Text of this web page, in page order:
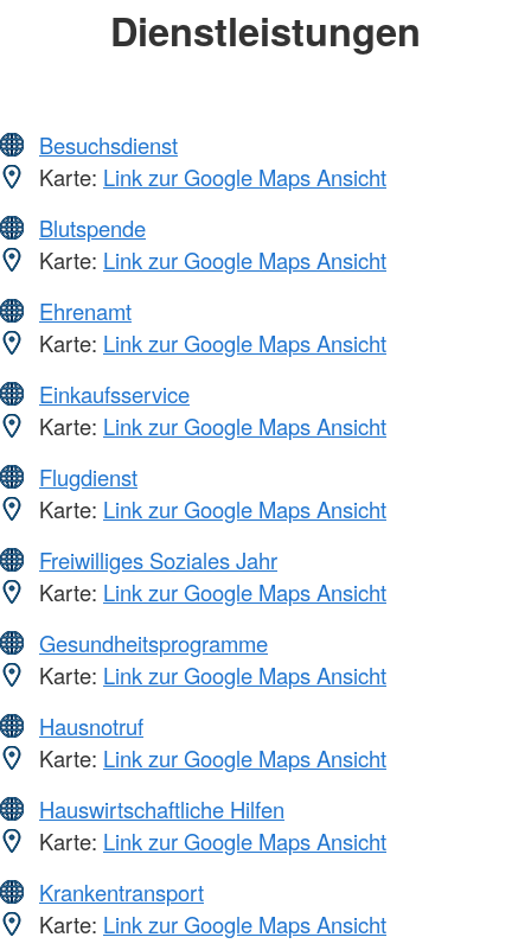
Dienstleistungen
Besuchsdienst
Karte: Link zur Google Maps Ansicht
Blutspende
Karte: Link zur Google Maps Ansicht
Ehrenamt
Karte: Link zur Google Maps Ansicht
Einkaufsservice
Karte: Link zur Google Maps Ansicht
Flugdienst
Karte: Link zur Google Maps Ansicht
Freiwilliges Soziales Jahr
Karte: Link zur Google Maps Ansicht
Gesundheitsprogramme
Karte: Link zur Google Maps Ansicht
Hausnotruf
Karte: Link zur Google Maps Ansicht
Hauswirtschaftliche Hilfen
Karte: Link zur Google Maps Ansicht
Krankentransport
Karte: Link zur Google Maps Ansicht